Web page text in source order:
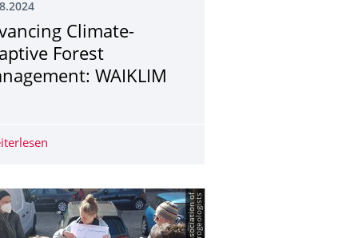
Wassermanagement: Gründach
Climate-
Forest
WAIKLIM
s